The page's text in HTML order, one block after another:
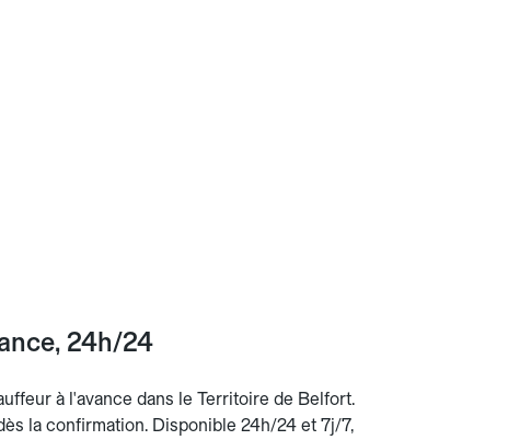
24h/24
à l'avance dans le Territoire de Belfort.
la confirmation. Disponible 24h/24 et 7j/7,